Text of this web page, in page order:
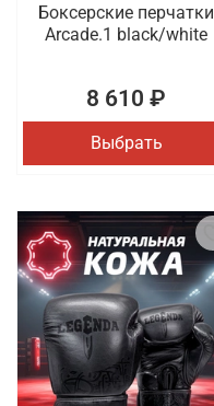
Боксерские перчатки
Arcade.1 black/white
8 610 ₽
Выбрать